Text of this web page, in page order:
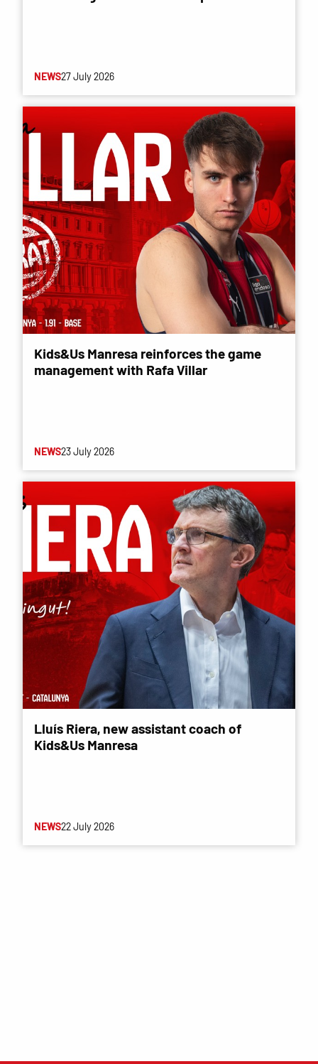
NEWS27 July 2026
Kids&Us Manresa reinforces the game
management with Rafa Villar
NEWS23 July 2026
Lluís Riera, new assistant coach of
Kids&Us Manresa
NEWS22 July 2026